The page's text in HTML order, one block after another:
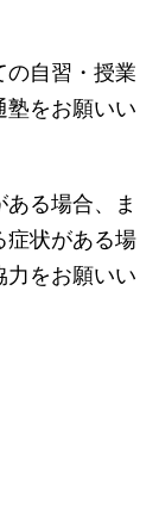
の自習・授業
塾をお願いい
る場合、ま
症状がある場
力をお願いい